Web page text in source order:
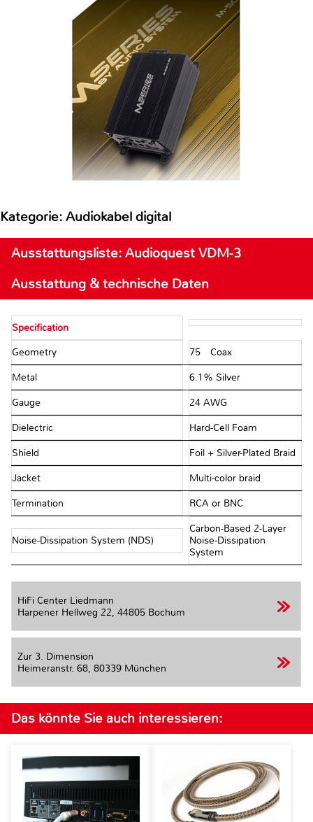
Kategorie: Audiokabel digital
Ausstattungsliste: Audioquest VDM-3
Ausstattung & technische Daten
Specification
Geometry 75Ω Coax
Metal 6.1% Silver
Gauge 24 AWG
Dielectric Hard-Cell Foam
Shield Foil + Silver-Plated Braid
Jacket Multi-color braid
Termination RCA or BNC
Noise-Dissipation System (NDS)
Carbon-Based 2-Layer
Noise-Dissipation
System
HiFi Center Liedmann
Harpener Hellweg 22, 44805 Bochum
Zur 3. Dimension
Heimeranstr. 68, 80339 München
Das könnte Sie auch interessieren: